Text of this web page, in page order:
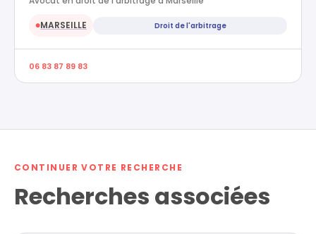
●MARSEILLE Droit de l'arbitrage
06 83 87 89 83
CONTINUER VOTRE RECHERCHE
Recherches associées